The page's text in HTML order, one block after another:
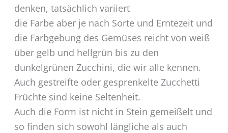
denken, tatsächlich variiert
die Farbe aber je nach Sorte und Erntezeit und
die Farbgebung des Gemüses reicht von weiß
über gelb und hellgrün bis zu den
dunkelgrünen Zucchini, die wir alle kennen.
Auch gestreifte oder gesprenkelte Zucchetti
Früchte sind keine Seltenheit.
Auch die Form ist nicht in Stein gemeißelt und
so finden sich sowohl längliche als auch